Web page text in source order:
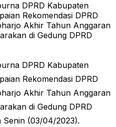
DPRD Kabupaten
Rekomendasi DPRD
Akhir Tahun Anggaran
di Gedung DPRD
DPRD Kabupaten
Rekomendasi DPRD
Akhir Tahun Anggaran
di Gedung DPRD
Senin (03/04/2023).